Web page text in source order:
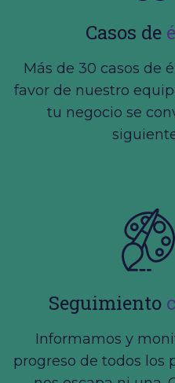
Casos de
Más de 30 casos de
favor de nuestro
tu negocio se
Seguimiento
Informamos y
progreso de todos los